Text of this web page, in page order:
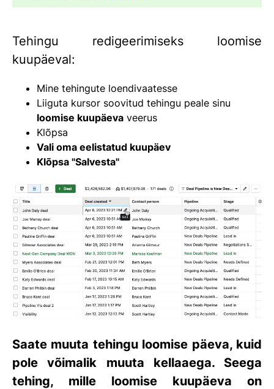
Tehingu redigeerimiseks loomise
kuupäeval:
Mine tehingute loendivaatesse
Liiguta kursor soovitud tehingu peale sinu
loomise kuupäeva veerus
Klõpsa
Vali oma eelistatud kuupäev
Klõpsa "Salvesta"
Saate muuta tehingu loomise päeva, kuid
pole võimalik muuta kellaaega. Seega
tehing, mille loomise kuupäeva on